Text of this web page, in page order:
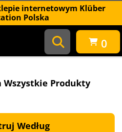
internetowym Klüber
Polska
0
Wszystkie Produkty
Według